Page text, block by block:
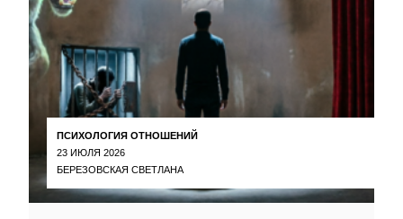
ПСИХОЛОГИЯ ОТНОШЕНИЙ
23 ИЮЛЯ 2026
БЕРЕЗОВСКАЯ СВЕТЛАНА